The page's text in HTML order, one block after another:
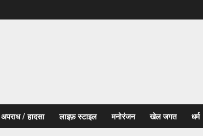
अपराध / हादसा लाइफ़ स्टाइल मनोरंजन खेल जगत धर्म